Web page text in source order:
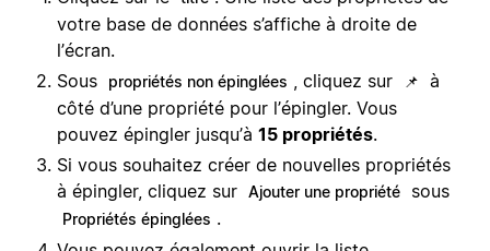
votre base de données s’affiche à droite de
l’écran.
Sous
propriétés non épinglées , cliquez sur 📌
à
côté d’une propriété pour l’épingler. Vous
pouvez épingler jusqu’à 15 propriétés.
Si vous souhaitez créer de nouvelles propriétés
à épingler, cliquez sur Ajouter une propriété sous
Propriétés épinglées .